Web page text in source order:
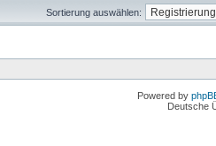
Sortierung auswählen:
Powered by
Deutsche